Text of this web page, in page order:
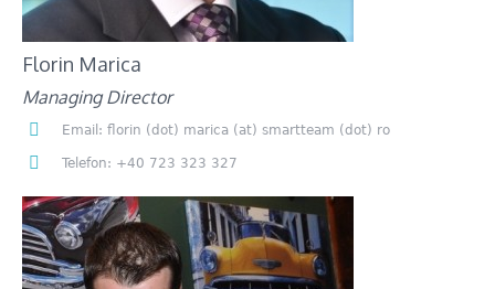
Florin Marica
Managing Director
Email: florin (dot) marica (at) smartteam (dot) ro
Telefon: +40 723 323 327